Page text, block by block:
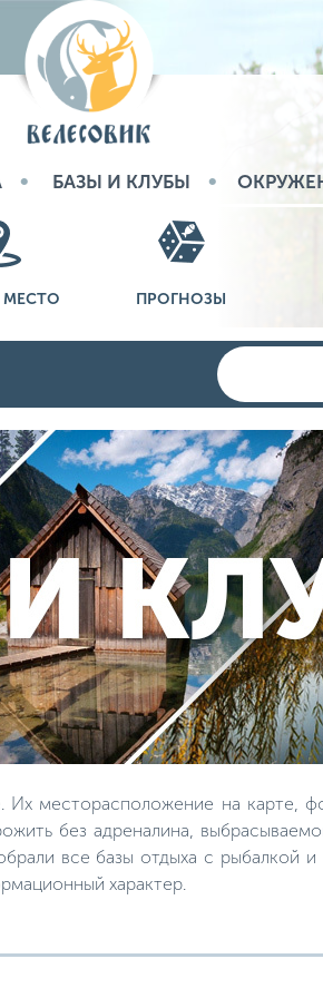
БАЗЫ И КЛУБЫ
МЕСТО ПРОГНОЗЫ
месторасположение на карте,
без адреналина,
все базы отдыха с рыбалкой
характер.